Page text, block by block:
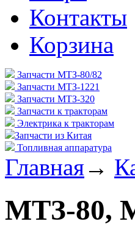
Контакты
Корзина
Запчасти МТЗ-80/82
Запчасти МТЗ-1221
Запчасти МТЗ-320
Запчасти к тракторам
Электрика к тракторам
Запчасти из Китая
Топливная аппаратура
Главная→
МТЗ-80,